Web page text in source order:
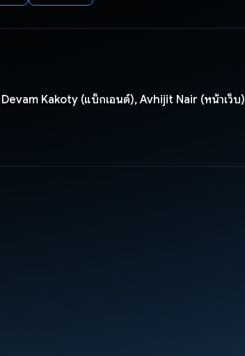
Kakoty (แบ็กเอนด์), Avhijit Nair (หน้าเว็บ)